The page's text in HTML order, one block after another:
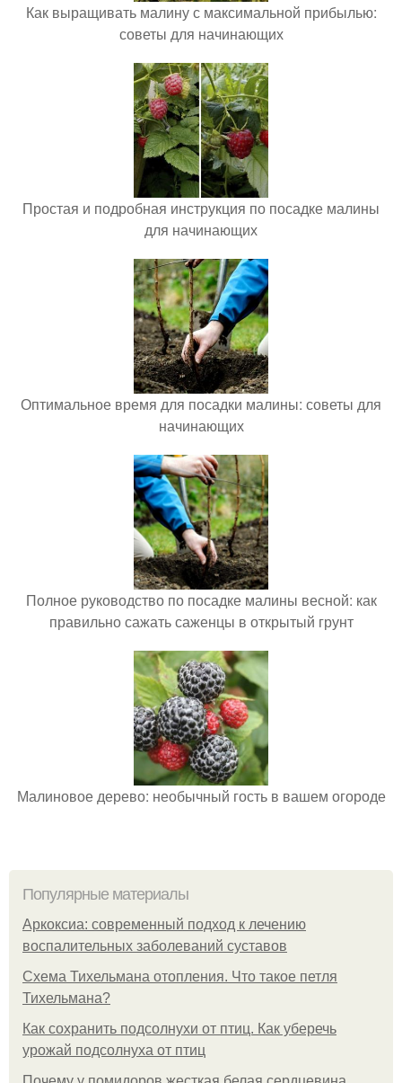
Как выращивать малину с максимальной прибылью:
советы для начинающих
Простая и подробная инструкция по посадке малины
для начинающих
Оптимальное время для посадки малины: советы для
начинающих
Полное руководство по посадке малины весной: как
правильно сажать саженцы в открытый грунт
Малиновое дерево: необычный гость в вашем огороде
Популярные материалы
Аркоксиа: современный подход к лечению
воспалительных заболеваний суставов
Схема Тихельмана отопления. Что такое петля
Тихельмана?
Как сохранить подсолнухи от птиц. Как уберечь
урожай подсолнуха от птиц